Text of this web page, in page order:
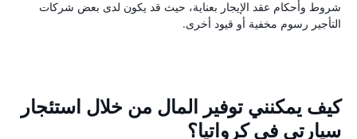
شروط وأحكام عقد الإيجار بعناية، حيث قد يكون لدى بعض شركات
التأجير رسوم مخفية أو قيود أخرى.
كيف يمكنني توفير المال من خلال استئجار
سيارتي في كرواتيا؟